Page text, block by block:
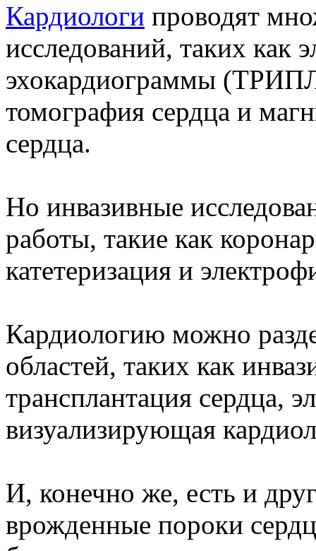
Кардиологи проводят
исследований, таких как
эхокардиограммы
томография сердца и
сердца.
Но инвазивные
работы, такие как
катетеризация и
Кардиологию можно
областей, таких как
трансплантация сердца,
визуализирующая
И, конечно же, есть и
врожденные пороки